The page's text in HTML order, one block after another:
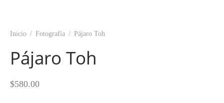
Inicio / Fotografía / Pájaro Toh
Pájaro Toh
$580.00